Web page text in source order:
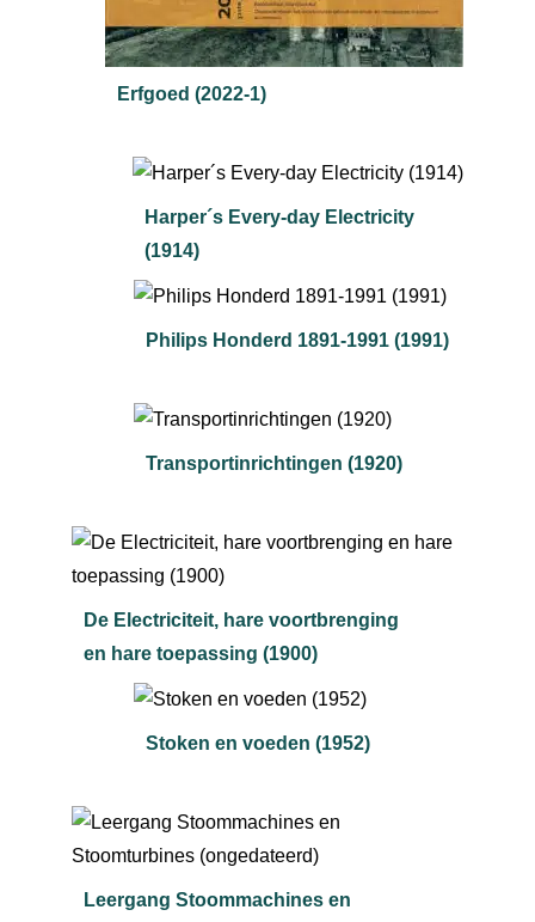
Erfgoed (2022-1)
Harper´s Every-day Electricity
(1914)
Philips Honderd 1891-1991 (1991)
Transportinrichtingen (1920)
De Electriciteit, hare voortbrenging
en hare toepassing (1900)
Stoken en voeden (1952)
Leergang Stoommachines en